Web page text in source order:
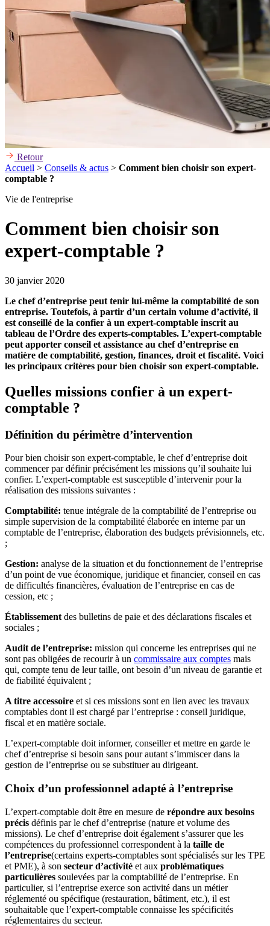
Retour
Accueil > Conseils & actus > Comment bien choisir son expert-
comptable ?
Vie de l'entreprise
Comment bien choisir son
expert-comptable ?
30 janvier 2020
Le chef d’entreprise peut tenir lui-même la comptabilité de son
entreprise. Toutefois, à partir d’un certain volume d’activité, il
est conseillé de la confier à un expert-comptable inscrit au
tableau de l’Ordre des experts-comptables. L’expert-comptable
peut apporter conseil et assistance au chef d’entreprise en
matière de comptabilité, gestion, finances, droit et fiscalité. Voici
les principaux critères pour bien choisir son expert-comptable.
Quelles missions confier à un expert-
comptable ?
Définition du périmètre d’intervention
Pour bien choisir son expert-comptable, le chef d’entreprise doit
commencer par définir précisément les missions qu’il souhaite lui
confier. L’expert-comptable est susceptible d’intervenir pour la
réalisation des missions suivantes :
Comptabilité: tenue intégrale de la comptabilité de l’entreprise ou
simple supervision de la comptabilité élaborée en interne par un
comptable de l’entreprise, élaboration des budgets prévisionnels, etc.
;
Gestion: analyse de la situation et du fonctionnement de l’entreprise
d’un point de vue économique, juridique et financier, conseil en cas
de difficultés financières, évaluation de l’entreprise en cas de
cession, etc ;
Établissementdes bulletins de paie et des déclarations fiscales et
sociales ;
Audit de l’entreprise: mission qui concerne les entreprises qui ne
sont pas obligées de recourir à un commissaire aux comptes mais
qui, compte tenu de leur taille, ont besoin d’un niveau de garantie et
de fiabilité équivalent ;
A titre accessoire et si ces missions sont en lien avec les travaux
comptables dont il est chargé par l’entreprise : conseil juridique,
fiscal et en matière sociale.
L’expert-comptable doit informer, conseiller et mettre en garde le
chef d’entreprise si besoin sans pour autant s’immiscer dans la
gestion de l’entreprise ou se substituer au dirigeant.
Choix d’un professionnel adapté à l’entreprise
L’expert-comptable doit être en mesure de répondre aux besoins
précis définis par le chef d’entreprise (nature et volume des
missions). Le chef d’entreprise doit également s’assurer que les
compétences du professionnel correspondent à la taille de
l’entreprise(certains experts-comptables sont spécialisés sur les TPE
et PME), à son secteur d’activité et aux problématiques
particulières soulevées par la comptabilité de l’entreprise. En
particulier, si l’entreprise exerce son activité dans un métier
réglementé ou spécifique (restauration, bâtiment, etc.), il est
souhaitable que l’expert-comptable connaisse les spécificités
réglementaires du secteur.